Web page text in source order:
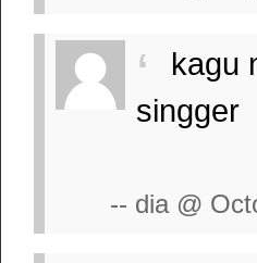
kagu
singger
-- dia @